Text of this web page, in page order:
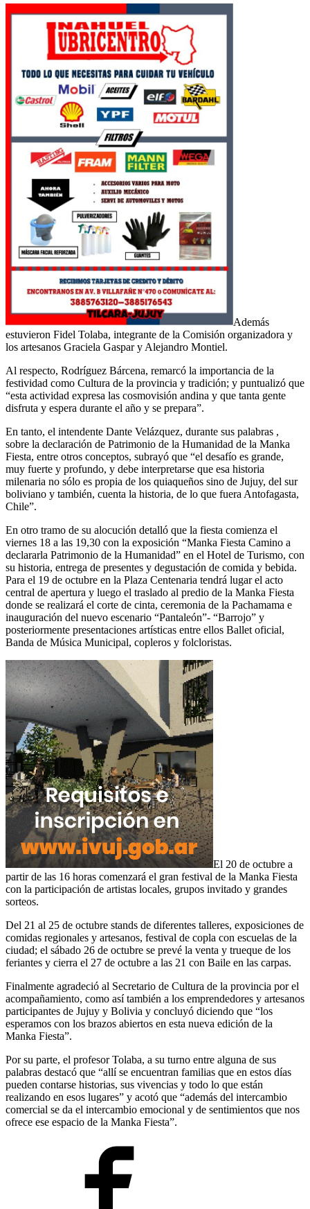
Además
estuvieron Fidel Tolaba, integrante de la Comisión organizadora y
los artesanos Graciela Gaspar y Alejandro Montiel.
Al respecto, Rodríguez Bárcena, remarcó la importancia de la
festividad como Cultura de la provincia y tradición; y puntualizó que
“esta actividad expresa las cosmovisión andina y que tanta gente
disfruta y espera durante el año y se prepara”.
En tanto, el intendente Dante Velázquez, durante sus palabras ,
sobre la declaración de Patrimonio de la Humanidad de la Manka
Fiesta, entre otros conceptos, subrayó que “el desafío es grande,
muy fuerte y profundo, y debe interpretarse que esa historia
milenaria no sólo es propia de los quiaqueños sino de Jujuy, del sur
boliviano y también, cuenta la historia, de lo que fuera Antofagasta,
Chile”.
En otro tramo de su alocución detalló que la fiesta comienza el
viernes 18 a las 19,30 con la exposición “Manka Fiesta Camino a
declararla Patrimonio de la Humanidad” en el Hotel de Turismo, con
su historia, entrega de presentes y degustación de comida y bebida.
Para el 19 de octubre en la Plaza Centenaria tendrá lugar el acto
central de apertura y luego el traslado al predio de la Manka Fiesta
donde se realizará el corte de cinta, ceremonia de la Pachamama e
inauguración del nuevo escenario “Pantaleón”- “Barrojo” y
posteriormente presentaciones artísticas entre ellos Ballet oficial,
Banda de Música Municipal, copleros y folcloristas.
El 20 de octubre a
partir de las 16 horas comenzará el gran festival de la Manka Fiesta
con la participación de artistas locales, grupos invitado y grandes
sorteos.
Del 21 al 25 de octubre stands de diferentes talleres, exposiciones de
comidas regionales y artesanos, festival de copla con escuelas de la
ciudad; el sábado 26 de octubre se prevé la venta y trueque de los
feriantes y cierra el 27 de octubre a las 21 con Baile en las carpas.
Finalmente agradeció al Secretario de Cultura de la provincia por el
acompañamiento, como así también a los emprendedores y artesanos
participantes de Jujuy y Bolivia y concluyó diciendo que “los
esperamos con los brazos abiertos en esta nueva edición de la
Manka Fiesta”.
Por su parte, el profesor Tolaba, a su turno entre alguna de sus
palabras destacó que “allí se encuentran familias que en estos días
pueden contarse historias, sus vivencias y todo lo que están
realizando en esos lugares” y acotó que “además del intercambio
comercial se da el intercambio emocional y de sentimientos que nos
ofrece ese espacio de la Manka Fiesta”.